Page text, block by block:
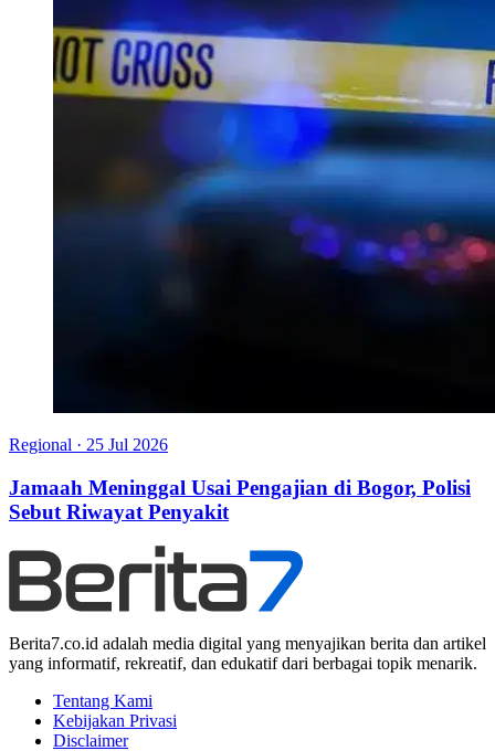
Regional · 25 Jul 2026
Jamaah Meninggal Usai Pengajian di Bogor, Polisi
Sebut Riwayat Penyakit
Berita7.co.id adalah media digital yang menyajikan berita dan artikel
yang informatif, rekreatif, dan edukatif dari berbagai topik menarik.
Tentang Kami
Kebijakan Privasi
Disclaimer